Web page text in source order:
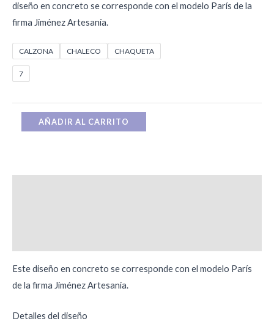
diseño en concreto se corresponde con el modelo París de la
firma Jiménez Artesanía.
CALZONA CHALECO CHAQUETA
7
AÑADIR AL CARRITO
Este diseño en concreto se corresponde con el modelo París
de la firma Jiménez Artesanía.
Detalles del diseño